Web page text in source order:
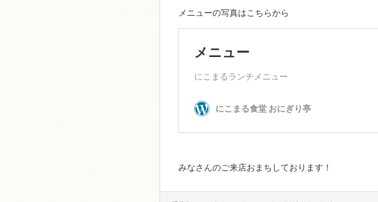
メニューの写真はこちらから
みなさんのご来店おまちしております！